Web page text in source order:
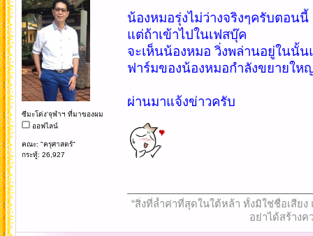
ซีมะโด่ง'จุฬาฯ ที่มาของผม
ออฟไลน์
คณะ: "ครุศาสตร์"
กระทู้: 26,927
น้องหมอรุ่งไม่ว่างจริงๆครับตอนนี้
แต่ถ้าเข้าไปในเฟสบุ๊ค
จะเห็นน้องหมอ วิ่งพล่านอยู่ในนั้
ฟาร์มของน้องหมอกำลังขยายให
ผ่านมาแจ้งข่าวครับ
“สิ่งที่ล้ำค่าที่สุดในใต้หล้า ทั้งมิใช่ชื่อเสีย
อย่าได้สร้างค